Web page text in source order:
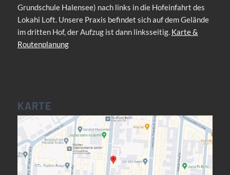
Grundschule Halensee) nach links in die Hofeinfahrt des
Lokahi Loft. Unsere Praxis befindet sich auf dem Gelände
im dritten Hof, der Aufzug ist dann linksseitig. Karte &
Routenplanung
KARTE